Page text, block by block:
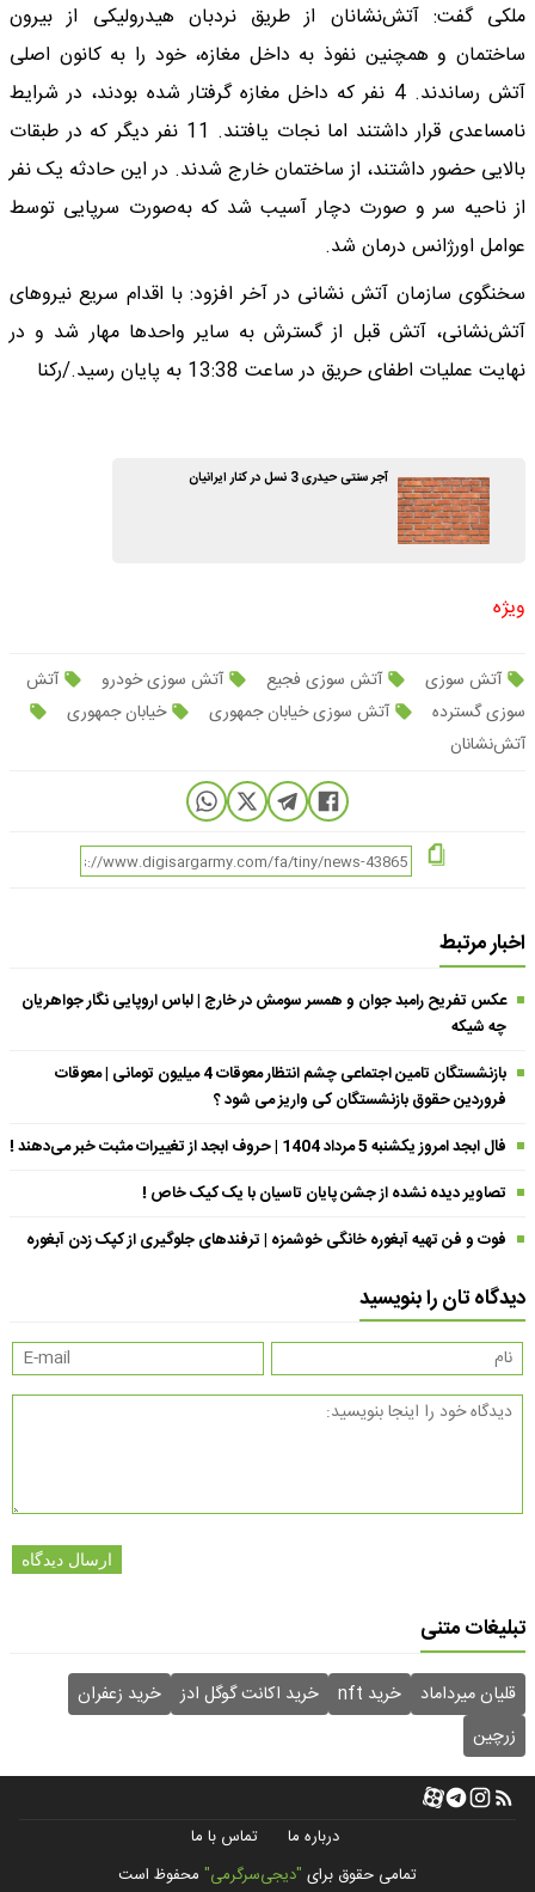
ملکی گفت: آتش‌نشانان از طریق نردبان هیدرولیکی از بیرون
ساختمان و همچنین نفوذ به داخل مغازه، خود را به کانون اصلی
آتش رساندند. 4 نفر که داخل مغازه گرفتار شده بودند، در شرایط
نامساعدی قرار داشتند اما نجات یافتند. 11 نفر دیگر که در طبقات
بالایی حضور داشتند، از ساختمان خارج شدند. در این حادثه یک نفر
از ناحیه سر و صورت دچار آسیب شد که به‌صورت سرپایی توسط
عوامل اورژانس درمان شد.
سخنگوی سازمان آتش نشانی در آخر افزود: با اقدام سریع نیروهای
آتش‌نشانی، آتش قبل از گسترش به سایر واحدها مهار شد و در
نهایت عملیات اطفای حریق در ساعت 13:38 به پایان رسید./رکنا
آجر سنتی حیدری 3 نسل در کنار ایرانیان
ویژه
آتش سوزی آتش سوزی فجیع آتش سوزی خودرو
آتش
سوزی گسترده
آتش سوزی خیابان جمهوری
خیابان جمهوری
آتش‌نشانان
اخبار مرتبط
عکس تفریح رامبد جوان و همسر سومش در خارج | لباس اروپایی نگار جواهریان
چه شیکه
بازنشستگان تامین اجتماعی چشم انتظار معوقات 4 میلیون تومانی | معوقات
فروردین حقوق بازنشستگان کی واریز می شود ؟
فال ابجد امروز یکشنبه 5 مرداد 1404 | حروف ابجد از تغییرات مثبت خبر می‌دهند !
تصاویر دیده نشده از جشن پایان تاسیان با یک کیک خاص !
فوت و فن تهیه آبغوره خانگی خوشمزه | ترفندهای جلوگیری از کپک زدن آبغوره
دیدگاه تان را بنویسید
ارسال دیدگاه
تبلیغات متنی
قلیان میرداماد خرید nft خرید اکانت گوگل ادز
خرید زعفران
زرچین
درباره ما
تماس با ما
تمامی حقوق برای "دیجی‌سرگرمی" محفوظ است